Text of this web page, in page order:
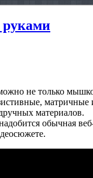
не только
материалов.
обычная